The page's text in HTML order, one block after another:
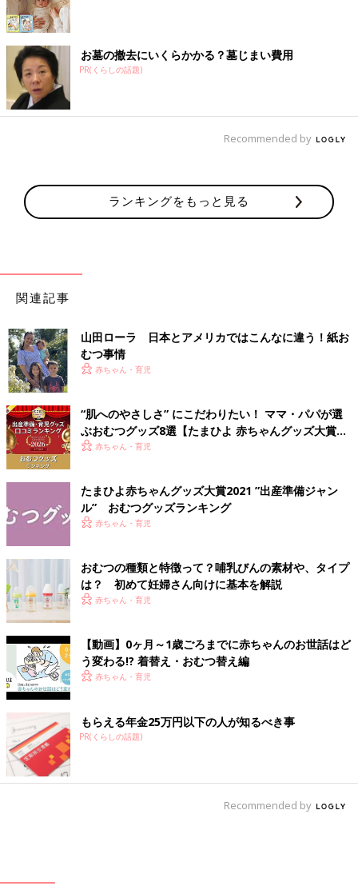
お墓の撤去にいくらかかる？墓じまい費用
PR(くらしの話題)
Recommended by
ランキングをもっと見る
関連記事
山田ローラ 日本とアメリカではこんなに違う！紙お
むつ事情
赤ちゃん・育児
“肌へのやさしさ” にこだわりたい！ ママ・パパが選
ぶおむつグッズ8選【たまひよ 赤ちゃんグッズ大賞
2026】
赤ちゃん・育児
たまひよ赤ちゃんグッズ大賞2021 ”出産準備ジャン
ル” おむつグッズランキング
赤ちゃん・育児
おむつの種類と特徴って？哺乳びんの素材や、タイプ
は？ 初めて妊婦さん向けに基本を解説
赤ちゃん・育児
【動画】0ヶ月～1歳ごろまでに赤ちゃんのお世話はど
う変わる!? 着替え・おむつ替え編
赤ちゃん・育児
もらえる年金25万円以下の人が知るべき事
PR(くらしの話題)
Recommended by